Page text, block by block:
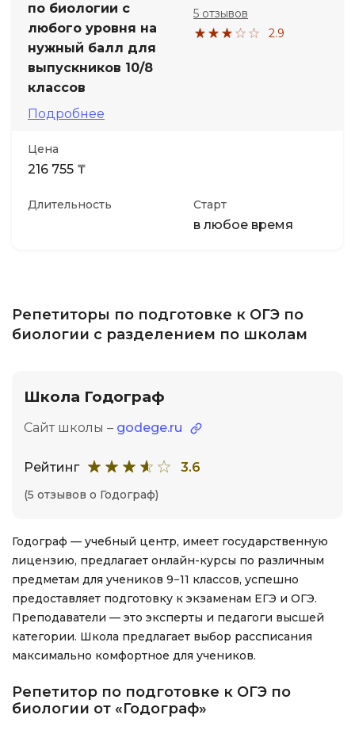
по биологии с
любого уровня на
нужный балл для
выпускников 10/8
классов
Подробнее
2.9
5 отзывов
Цена
216 755 ₸
Длительность Старт
в любое время
Репетиторы по подготовке к ОГЭ по
биологии с разделением по школам
Школа Годограф
Сайт школы – godege.ru
Рейтинг 3.6
(5 отзывов о Годограф)
Годограф — учебный центр, имеет государственную
лицензию, предлагает онлайн-курсы по различным
предметам для учеников 9−11 классов, успешно
предоставляет подготовку к экзаменам ЕГЭ и ОГЭ.
Преподаватели — это эксперты и педагоги высшей
категории. Школа предлагает выбор рассписания
максимально комфортное для учеников.
Репетитор по подготовке к ОГЭ по
биологии от «Годограф»